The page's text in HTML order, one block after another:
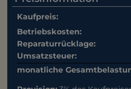
Kaufpreis:
Betriebskosten:
Reparaturrücklage:
Umsatzsteuer:
monatliche